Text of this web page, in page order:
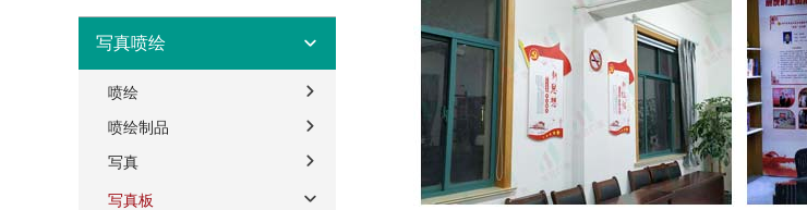
写真喷绘
喷绘
喷绘制品
写真
写真板